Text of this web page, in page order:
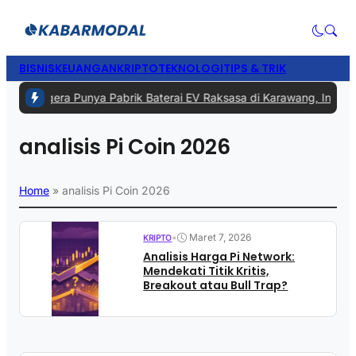
BISNISKEUANGANKRIPTOTEKNOLOGITIPS & TRIK
RI Segera Punya Pabrik Baterai EV Raksasa di Karawang,
analisis Pi Coin 2026
Home » analisis Pi Coin 2026
KRIPTO• Maret 7, 2026
Analisis Harga Pi Network:
Mendekati Titik Kritis,
Breakout atau Bull Trap?